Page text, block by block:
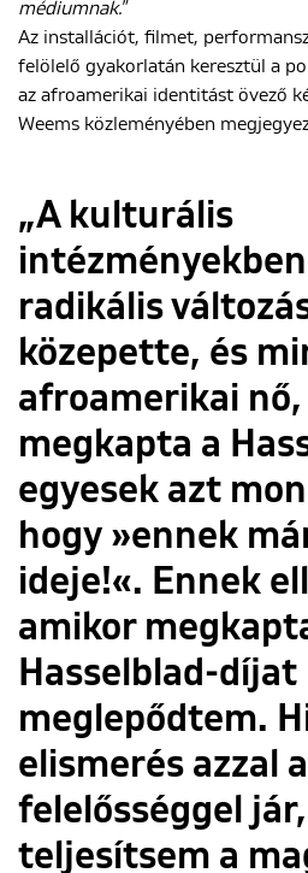
médiumnak."
Az installációt, filmet,
felölelő gyakorlatán keresztül a
az afroamerikai identitást övező
Weems közleményében
„A kulturális
radikális
közepette, és
afroamerikai nő,
megkapta a
egyesek azt
hogy »ennek
ideje!«. Ennek
amikor
Hasselblad-díjat
meglepődtem.
elismerés azzal
felelősséggel
teljesítsem a